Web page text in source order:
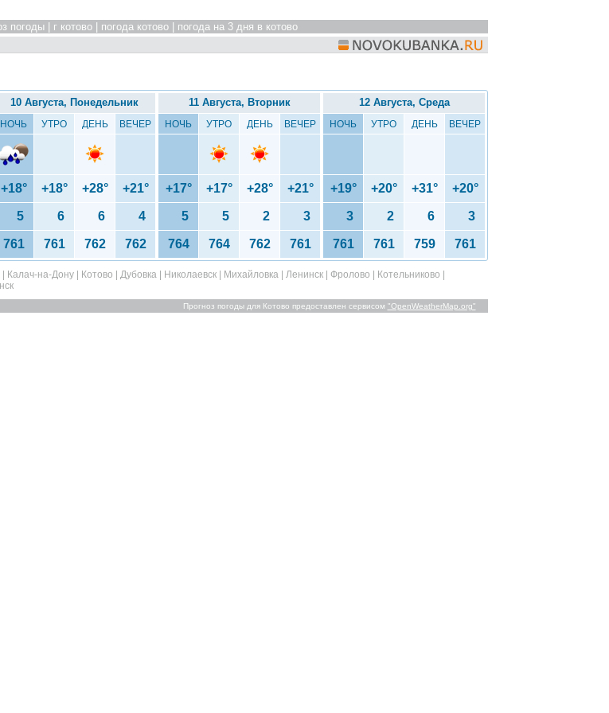
погоды | г котово | погода котово | погода на 3 дня в котово
10 Августа, Понедельник
НОЧЬ УТРО ДЕНЬ ВЕЧЕР
+18° +18° +28° +21°
5 6 6 4
761 761 762 762
11 Августа, Вторник
НОЧЬ УТРО ДЕНЬ ВЕЧЕР
+17° +17° +28° +21°
5 5 2 3
764 764 762 761
12 Августа, Среда
НОЧЬ УТРО ДЕНЬ ВЕЧЕР
+19° +20° +31° +20°
3 2 6 3
761 761 759 761
Калач-на-Дону| Котово Дубовка| Николаевск| Михайловка| Ленинск| Фролово Котельниково
Прогноз погоды для Котово предоставлен сервисом "OpenWeatherMap.org"